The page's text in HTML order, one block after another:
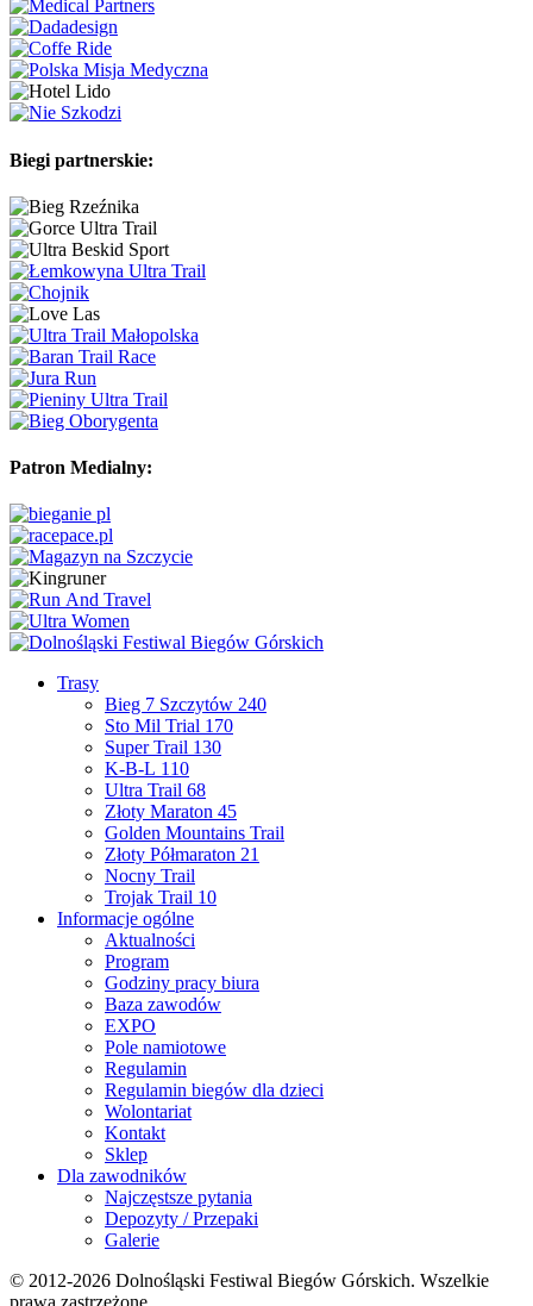
Biegi partnerskie:
Patron Medialny:
Trasy
Bieg 7 Szczytów 240
Sto Mil Trial 170
Super Trail 130
K-B-L 110
Ultra Trail 68
Złoty Maraton 45
Golden Mountains Trail
Złoty Półmaraton 21
Nocny Trail
Trojak Trail 10
Informacje ogólne
Aktualności
Program
Godziny pracy biura
Baza zawodów
EXPO
Pole namiotowe
Regulamin
Regulamin biegów dla dzieci
Wolontariat
Kontakt
Sklep
Dla zawodników
Najczęstsze pytania
Depozyty / Przepaki
Galerie
© 2012-2026 Dolnośląski Festiwal Biegów Górskich. Wszelkie